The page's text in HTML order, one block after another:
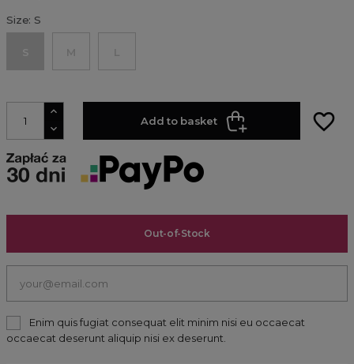
Size: S
S M L
Add to basket favorite_border
Out-of-Stock
Enim quis fugiat consequat elit minim nisi eu occaecat
occaecat deserunt aliquip nisi ex deserunt.